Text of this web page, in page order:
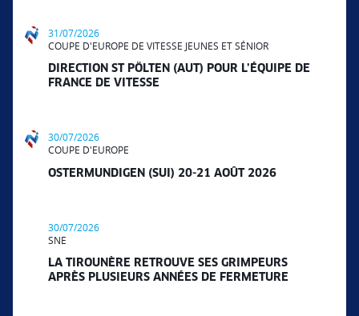
31/07/2026
COUPE D'EUROPE DE VITESSE JEUNES ET SÉNIOR
DIRECTION ST PÖLTEN (AUT) POUR L’ÉQUIPE DE
FRANCE DE VITESSE
30/07/2026
COUPE D'EUROPE
OSTERMUNDIGEN (SUI) 20-21 AOÛT 2026
30/07/2026
SNE
LA TIROUNÈRE RETROUVE SES GRIMPEURS
APRÈS PLUSIEURS ANNÉES DE FERMETURE